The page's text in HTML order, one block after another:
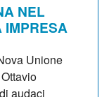
NEL
IMPRESA
Unione
audaci